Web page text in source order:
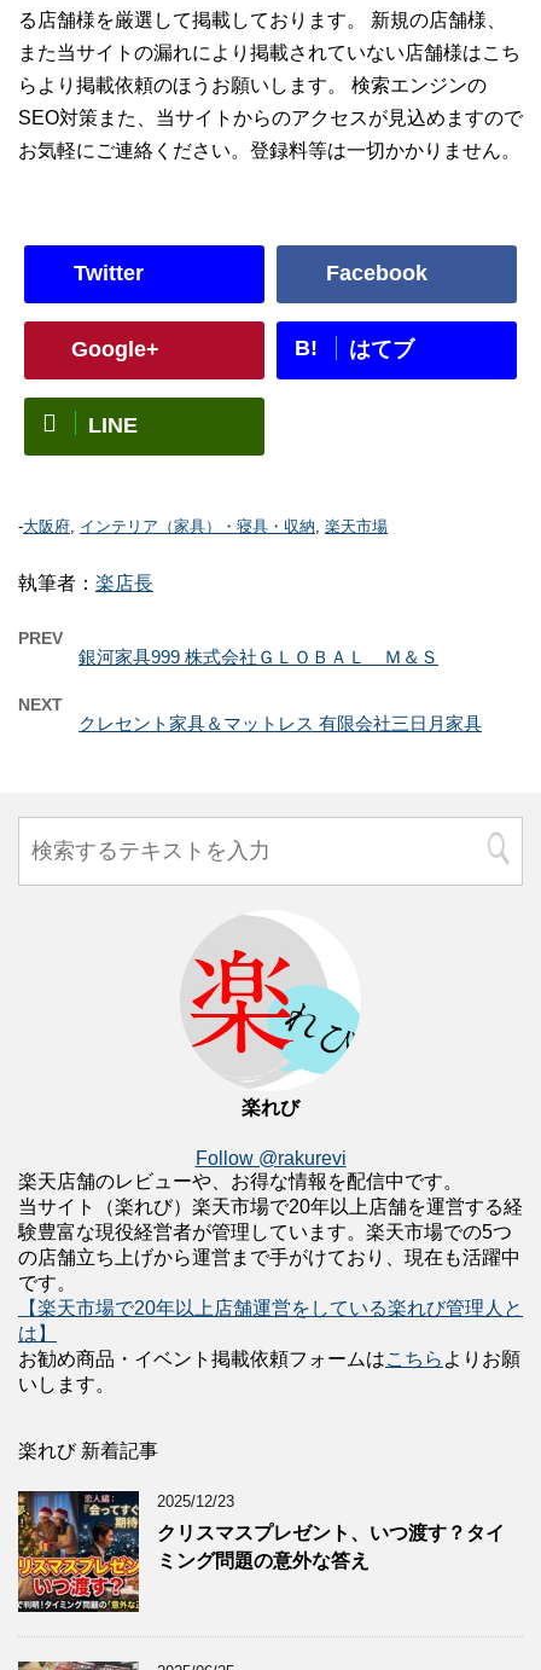
る店舗様を厳選して掲載しております。 新規の店舗様、
また当サイトの漏れにより掲載されていない店舗様はこち
らより掲載依頼のほうお願いします。 検索エンジンの
SEO対策また、当サイトからのアクセスが見込めますので
お気軽にご連絡ください。登録料等は一切かかりません。
Twitter Facebook
Google+ B! はてブ
LINE
-大阪府, インテリア（家具）・寝具・収納, 楽天市場
執筆者： 楽店長
PREV
銀河家具999 株式会社ＧＬＯＢＡＬ Ｍ＆Ｓ
NEXT
クレセント家具＆マットレス 有限会社三日月家具
楽れび
Follow @rakurevi
楽天店舗のレビューや、お得な情報を配信中です。
当サイト（楽れび）楽天市場で20年以上店舗を運営する経
験豊富な現役経営者が管理しています。楽天市場での5つ
の店舗立ち上げから運営まで手がけており、現在も活躍中
です。
【楽天市場で20年以上店舗運営をしている楽れび管理人と
は】
お勧め商品・イベント掲載依頼フォームはこちら よりお願
いします。
楽れび 新着記事
2025/12/23
クリスマスプレゼント、いつ渡す？タイ
ミング問題の意外な答え